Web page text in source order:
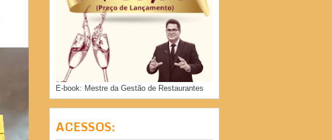
E-book: Mestre da Gestão de Restaurantes
ACESSOS: